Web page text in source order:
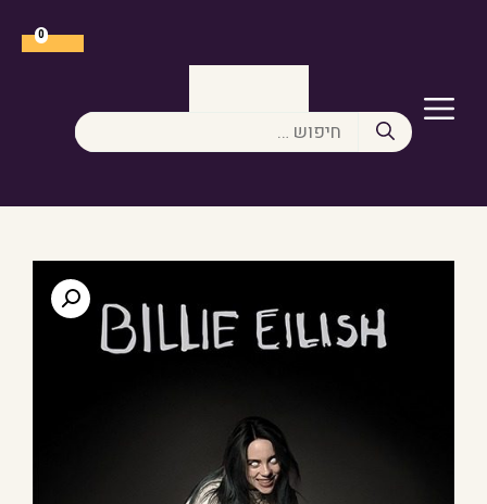
חיפוש:
0
תפריט